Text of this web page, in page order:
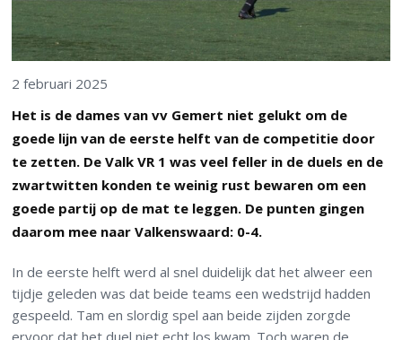
2 februari 2025
Het is de dames van vv Gemert niet gelukt om de
goede lijn van de eerste helft van de competitie door
te zetten. De Valk VR 1 was veel feller in de duels en de
zwartwitten konden te weinig rust bewaren om een
goede partij op de mat te leggen. De punten gingen
daarom mee naar Valkenswaard: 0-4.
In de eerste helft werd al snel duidelijk dat het alweer een
tijdje geleden was dat beide teams een wedstrijd hadden
gespeeld. Tam en slordig spel aan beide zijden zorgde